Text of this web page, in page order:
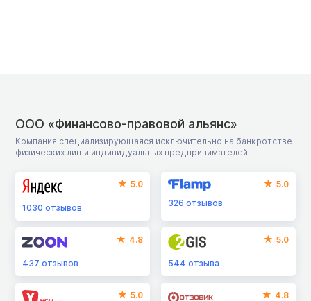
ООО «Финансово-правовой альянс»
Компания специализирующаяся исключительно на банкротстве
физических лиц и индивидуальных предпринимателей
5.0
1030 отзывов
5.0
326отзывов
4.8
437 отзывов
5.0
544отзыва
5.0 4.8